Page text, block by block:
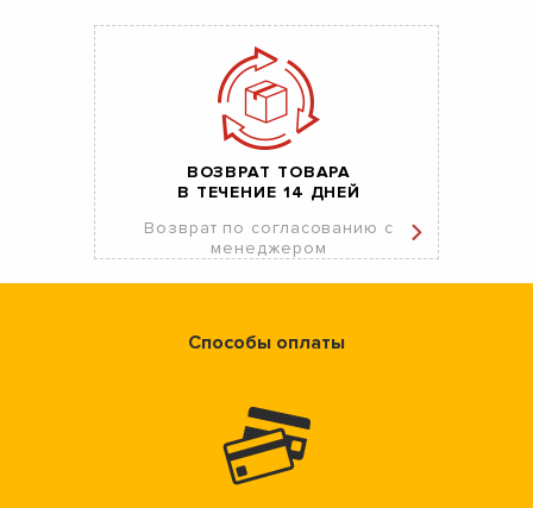
ВОЗВРАТ ТОВАРА
В ТЕЧЕНИЕ 14 ДНЕЙ
Возврат по согласованию с
менеджером
Способы оплаты